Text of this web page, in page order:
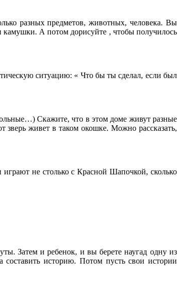
разных предметов, животных, человека. Вы
камушки. А потом дорисуйте , чтобы получилось
ситуацию: « Что бы ты сделал, если был
Скажите, что в этом доме живут разные
зверь живет в таком окошке. Можно рассказать,
играют не столько с Красной Шапочкой, сколько
Затем и ребенок, и вы берете наугад одну из
составить историю. Потом пусть свои истории